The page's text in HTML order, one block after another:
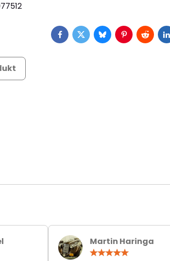
Facebook
TwitterBlueskyPinterest
Reddit
Martin Haringa